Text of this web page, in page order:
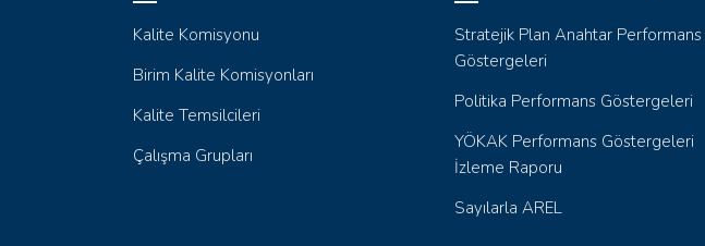
Kalite Komisyonu
Birim Kalite Komisyonları
Kalite Temsilcileri
Çalışma Grupları
Stratejik Plan Anahtar Performans
Göstergeleri
Politika Performans Göstergeleri
YÖKAK Performans Göstergeleri
İzleme Raporu
Sayılarla AREL